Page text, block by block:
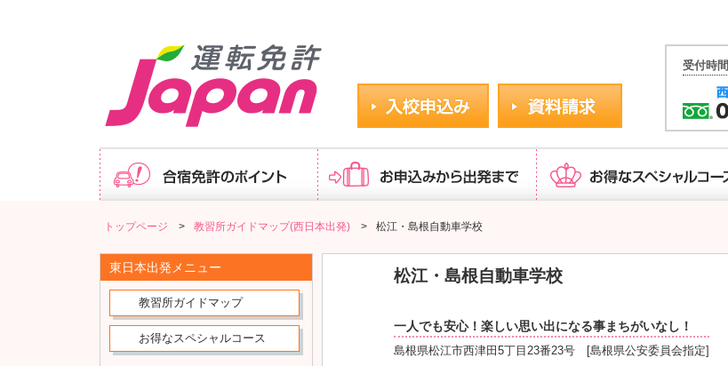
受付時間
トップページ > 教習所ガイドマップ(西日本出発) > 松江・島根自動車学校
東日本出発メニュー
教習所ガイドマップ
お得なスペシャルコース
松江・島根自動車学校
一人でも安心！楽しい思い出になる事まちがいなし！
島根県松江市西津田5丁目23番23号 [島根県公安委員会指定]